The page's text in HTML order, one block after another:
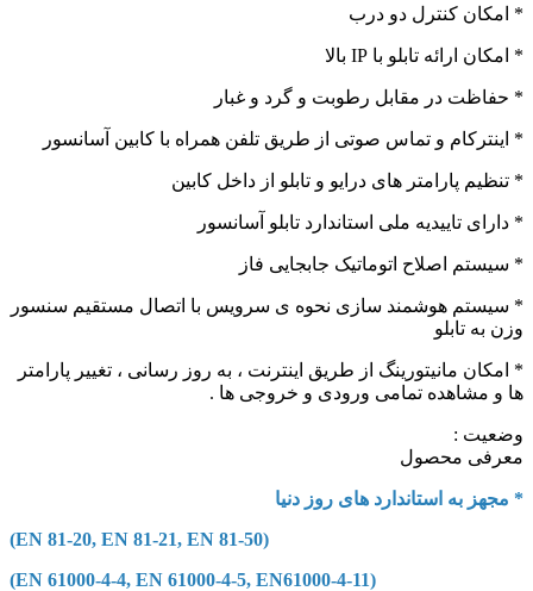
* امکان کنترل دو درب
* امکان ارائه تابلو با IP بالا
* حفاظت در مقابل رطوبت و گرد و غبار
* اینترکام و تماس صوتی از طریق تلفن همراه با کابین آسانسور
* تنظیم پارامتر های درایو و تابلو از داخل کابین
* دارای تاییدیه ملی استاندارد تابلو آسانسور
* سیستم اصلاح اتوماتیک جابجایی فاز
* سیستم هوشمند سازی نحوه ی سرویس با اتصال مستقیم سنسور
وزن به تابلو
* امکان مانیتورینگ از طریق اینترنت ، به روز رسانی ، تغییر پارامتر
ها و مشاهده تمامی ورودی و خروجی ها .
وضعیت :
معرفی محصول
* مجهز به استاندارد های روز دنیا
(EN 81-20, EN 81-21, EN 81-50)
(EN 61000-4-4, EN 61000-4-5, EN61000-4-11)